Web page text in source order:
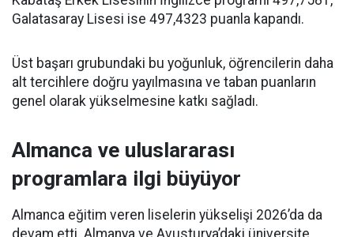
Galatasaray Lisesi ise 497,4323 puanla kapandı.
Üst başarı grubundaki bu yoğunluk, öğrencilerin daha
alt tercihlere doğru yayılmasına ve taban puanların
genel olarak yükselmesine katkı sağladı.
Almanca ve uluslararası
programlara ilgi büyüyor
Almanca eğitim veren liselerin yükselişi 2026’da da
devam etti. Almanya ve Avusturya’daki üniversite